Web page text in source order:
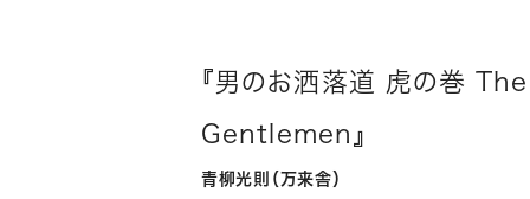
『男のお洒落道 虎の巻
Gentlemen』
青柳光則（万来舎）